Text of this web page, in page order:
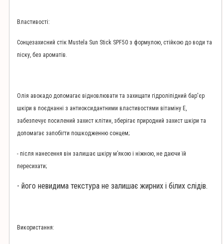
Властивості:
Сонцезахисний стік Mustela Sun Stick SPF50 з формулою, стійкою до води та
піску, без ароматів.
Олія авокадо допомагає відновлювати та захищати гідроліпідний бар'єр
шкіри в поєднанні з антиоксидантними властивостями вітаміну Е,
забезпечує посилений захист клітин, зберігає природний захист шкіри та
допомагає запобігти пошкодженню сонцем;
- після нанесення він залишає шкіру м’якою і ніжною, не даючи їй
пересихати;
- його невидима текстура не залишає жирних і білих слідів.
Використання: